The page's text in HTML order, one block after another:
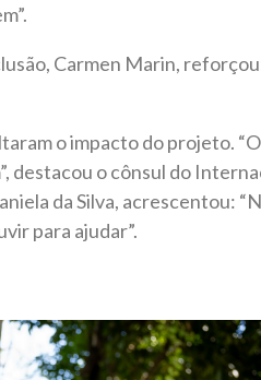
Carmen Marin,
o impacto do projeto.
destacou o cônsul do
da Silva, acrescentou:
para ajudar”.